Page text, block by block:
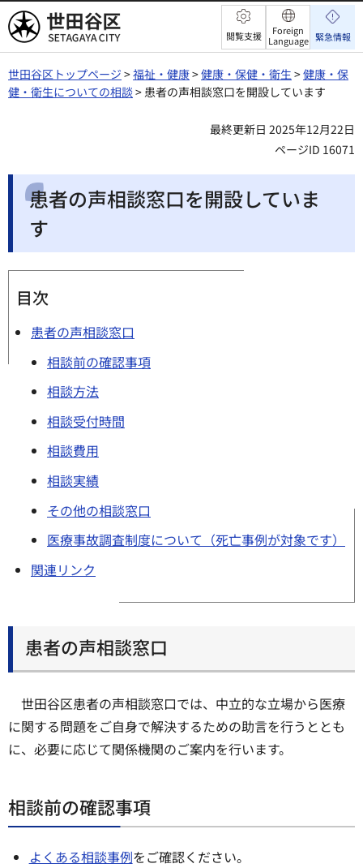
世田谷区 閲覧支援
Foreign
Language 緊急情報
世田谷区トップページ >福祉・健康>健康・保健・衛生 >健康・保
健・衛生についての相談> 患者の声相談窓口を開設しています
最終更新日 2025年12月22日
ページID 16071
患者の声相談窓口を開設していま
す
目次
患者の声相談窓口
相談前の確認事項
相談方法
相談受付時間
相談費用
相談実績
その他の相談窓口
医療事故調査制度について（死亡事例が対象です）
関連リンク
患者の声相談窓口
世田谷区患者の声相談窓口では、中立的な立場から医療
に関する問題をご自身で解決するための助言を行うととも
に、必要に応じて関係機関のご案内を行います。
相談前の確認事項
よくある相談事例をご確認ください。